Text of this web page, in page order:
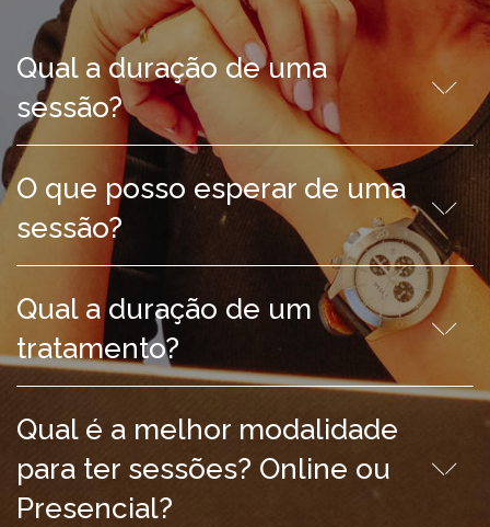
Qual a duração de uma
sessão?
O que posso esperar de uma
sessão?
Qual a duração de um
tratamento?
Qual é a melhor modalidade
para ter sessões? Online ou
Presencial?